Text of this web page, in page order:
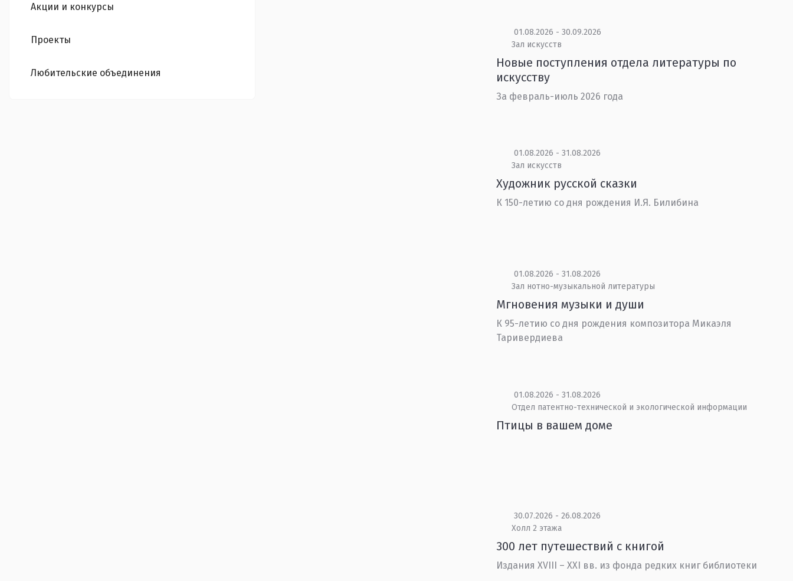
Акции и конкурсы
Проекты
Любительские объединения
01.08.2026 - 30.09.2026
Зал искусств
Новые поступления отдела литературы по
искусству
За февраль-июль 2026 года
01.08.2026 - 31.08.2026
Зал искусств
Художник русской сказки
К 150-летию со дня рождения И.Я. Билибина
01.08.2026 - 31.08.2026
Зал нотно-музыкальной литературы
Мгновения музыки и души
К 95-летию со дня рождения композитора Микаэля
Таривердиева
01.08.2026 - 31.08.2026
Отдел патентно-технической и экологической информации
Птицы в вашем доме
30.07.2026 - 26.08.2026
Холл 2 этажа
300 лет путешествий с книгой
Издания XVIII – XXI вв. из фонда редких книг библиотеки